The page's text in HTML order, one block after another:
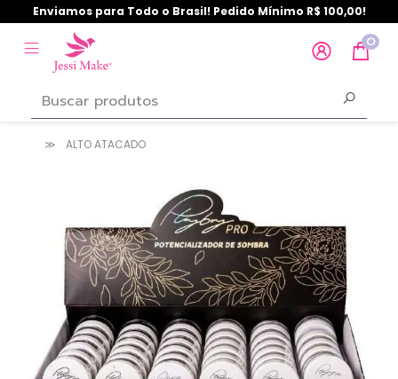
Enviamos para Todo o Brasil! Pedido Mínimo R$ 100,00!
0
ALTO ATACADO